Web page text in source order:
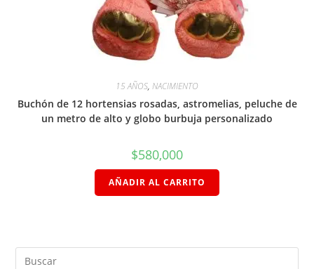
15 AÑOS, NACIMIENTO
Buchón de 12 hortensias rosadas, astromelias, peluche de
un metro de alto y globo burbuja personalizado
$580,000
AÑADIR AL CARRITO